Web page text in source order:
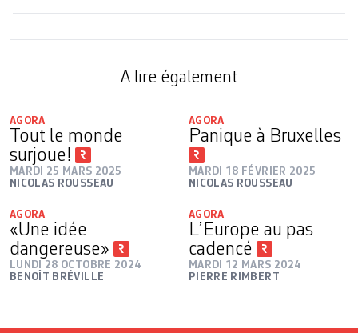
A lire également
AGORA
Tout le monde
surjoue!
MARDI 25 MARS 2025
NICOLAS ROUSSEAU
AGORA
Panique à Bruxelles
MARDI 18 FÉVRIER 2025
NICOLAS ROUSSEAU
AGORA
«Une idée
dangereuse»
LUNDI 28 OCTOBRE 2024
BENOÎT BRÉVILLE
AGORA
L’Europe au pas
cadencé
MARDI 12 MARS 2024
PIERRE RIMBERT